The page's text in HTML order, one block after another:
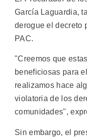
García Laguardia,
derogue el decreto
PAC.
"Creemos que
beneficiosas para
realizamos hace
violatoria de los
comunidades",
Sin embargo, el